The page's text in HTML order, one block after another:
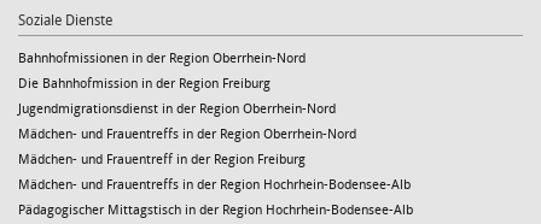
Soziale Dienste
Bahnhofmissionen in der Region Oberrhein-Nord
Die Bahnhofmission in der Region Freiburg
Jugendmigrationsdienst in der Region Oberrhein-Nord
Mädchen- und Frauentreffs in der Region Oberrhein-Nord
Mädchen- und Frauentreff in der Region Freiburg
Mädchen- und Frauentreffs in der Region Hochrhein-Bodensee-Alb
Pädagogischer Mittagstisch in der Region Hochrhein-Bodensee-Alb